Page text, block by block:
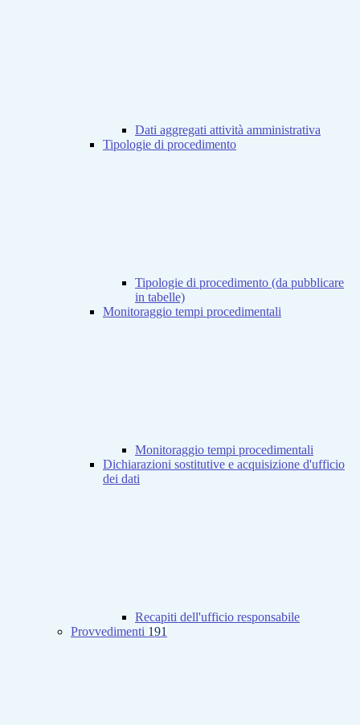
Dati aggregati attività amministrativa
Tipologie di procedimento
Tipologie di procedimento (da pubblicare
in tabelle)
Monitoraggio tempi procedimentali
Monitoraggio tempi procedimentali
Dichiarazioni sostitutive e acquisizione d'ufficio
dei dati
Recapiti dell'ufficio responsabile
Provvedimenti 191